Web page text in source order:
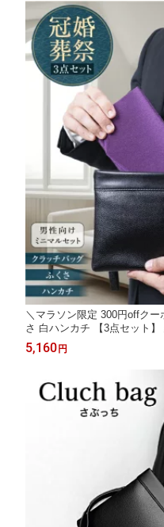
＼マラソン限定 300円offクー
さ 白ハンカチ 【3点セット
慶弔両用 祝儀袋 香典 Kugusa
5,160 円